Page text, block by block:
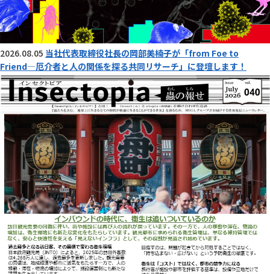
2026.08.05 当社代表取締役社長の岡部美楠子が「from Foe to
Friend―厄介者と人の関係を探る共同リサーチ」に登壇します！